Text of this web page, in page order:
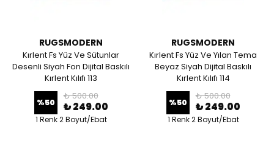
RUGSMODERN
Kırlent Fs Yüz Ve Sütunlar
Desenli Siyah Fon Dijital Baskılı
Kırlent Kılıfı 113
%50
₺ 500.00
₺ 249.00
1 Renk 2 Boyut/Ebat
RUGSMODERN
Kırlent Fs Yüz Ve Yılan Tema
Beyaz Siyah Dijital Baskılı
Kırlent Kılıfı 114
%50
₺ 500.00
₺ 249.00
1 Renk 2 Boyut/Ebat